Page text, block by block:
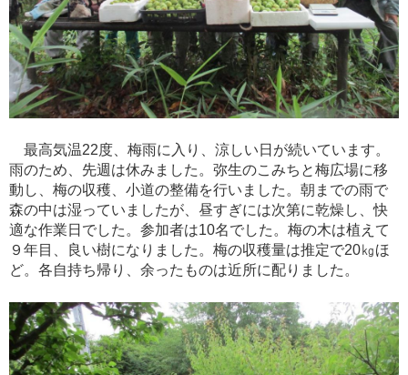
最高気温22度、 梅雨に入り、 涼しい日が続いています。
雨のため、 先週は休みました。弥生のこみちと梅広場に移
動し、梅の収穫、小道の整備を行いました。 朝までの雨で
森の中は湿っていましたが、昼すぎには次第に乾燥し、快
適な作業日でした。 参加者は10名でした。 梅の木は植えて
９年目、良い樹になりました。 梅の収穫量は推定で20㎏ほ
ど。各自持ち帰り、余ったものは近所に配りました。